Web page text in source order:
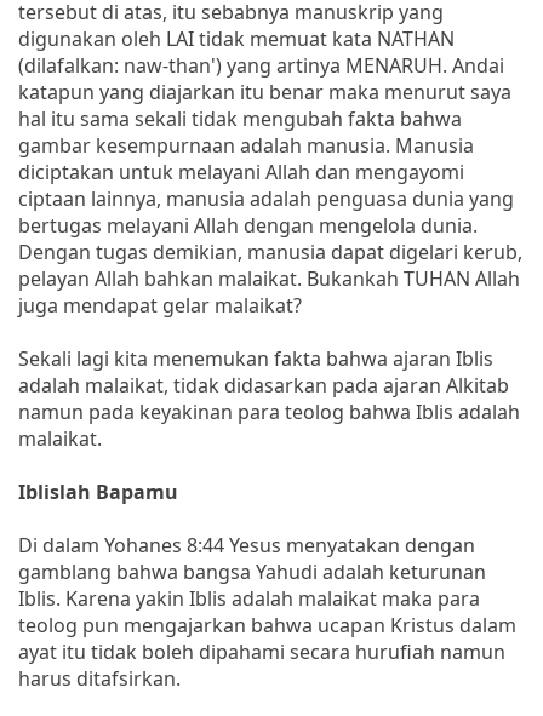
tersebut di atas, itu sebabnya manuskrip yang
digunakan oleh LAI tidak memuat kata NATHAN
(dilafalkan: naw-than') yang artinya MENARUH. Andai
katapun yang diajarkan itu benar maka menurut saya
hal itu sama sekali tidak mengubah fakta bahwa
gambar kesempurnaan adalah manusia. Manusia
diciptakan untuk melayani Allah dan mengayomi
ciptaan lainnya, manusia adalah penguasa dunia yang
bertugas melayani Allah dengan mengelola dunia.
Dengan tugas demikian, manusia dapat digelari kerub,
pelayan Allah bahkan malaikat. Bukankah TUHAN Allah
juga mendapat gelar malaikat?
Sekali lagi kita menemukan fakta bahwa ajaran Iblis
adalah malaikat, tidak didasarkan pada ajaran Alkitab
namun pada keyakinan para teolog bahwa Iblis adalah
malaikat.
Iblislah Bapamu
Di dalam Yohanes 8:44 Yesus menyatakan dengan
gamblang bahwa bangsa Yahudi adalah keturunan
Iblis. Karena yakin Iblis adalah malaikat maka para
teolog pun mengajarkan bahwa ucapan Kristus dalam
ayat itu tidak boleh dipahami secara hurufiah namun
harus ditafsirkan.